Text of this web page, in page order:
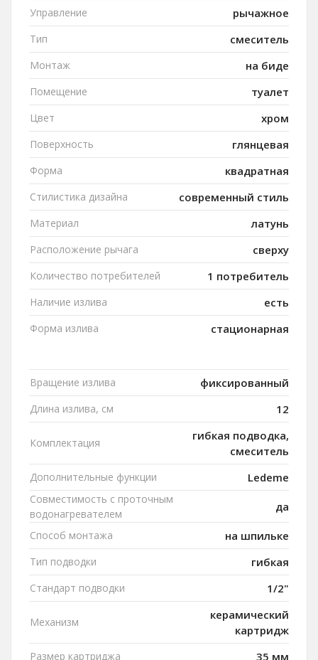
Управление рычажное
Тип смеситель
Монтаж на биде
Помещение туалет
Цвет хром
Поверхность глянцевая
Форма квадратная
Стилистика дизайна современный стиль
Материал латунь
Расположение рычага сверху
Количество потребителей 1 потребитель
Наличие излива есть
Форма излива стационарная
Вращение излива фиксированный
Длина излива, см 12
Комплектация
гибкая подводка,
смеситель
Дополнительные функции Ledeme
Совместимость с проточным
водонагревателем
да
Способ монтажа на шпильке
Тип подводки гибкая
Стандарт подводки 1/2"
Механизм
керамический
картридж
Размер картриджа 35 мм